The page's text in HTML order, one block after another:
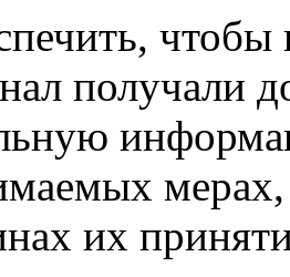
получали
их